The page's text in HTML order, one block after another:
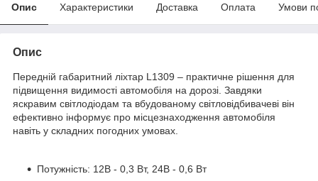
Опис Характеристики Доставка Оплата Умови
Опис
Передній габаритний ліхтар L1309 – практичне рішення для
підвищення видимості автомобіля на дорозі. Завдяки
яскравим світлодіодам та вбудованому світловідбивачеві він
ефективно інформує про місцезнаходження автомобіля
навіть у складних погодних умовах.
Потужність: 12В - 0,3 Вт, 24В - 0,6 Вт